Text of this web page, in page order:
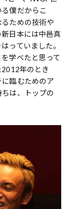
僕だからこ
ための技術や
日本には中邑真
っていました。
学べたと思って
年のとき
臨むためのア
は、トップの